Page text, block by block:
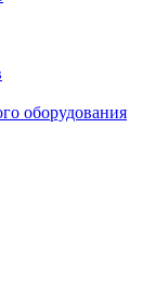
оборудования